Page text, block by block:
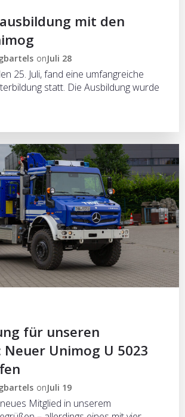
mit den
onJuli 28
25. Juli, fand eine umfangreiche
statt. Die Ausbildung wurde
für unseren
Neuer Unimog U 5023
onJuli 19
Mitglied in unserem